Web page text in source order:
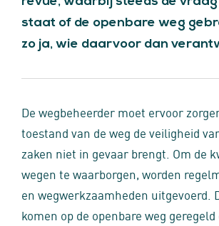
staat of de openbare weg
zo ja, wie daarvoor dan
De wegbeheerder moet ervoor
toestand van de weg de veiligheid
zaken niet in gevaar brengt. Om de
wegen te waarborgen, worden
en wegwerkzaamheden uitgevoerd.
komen op de openbare weg